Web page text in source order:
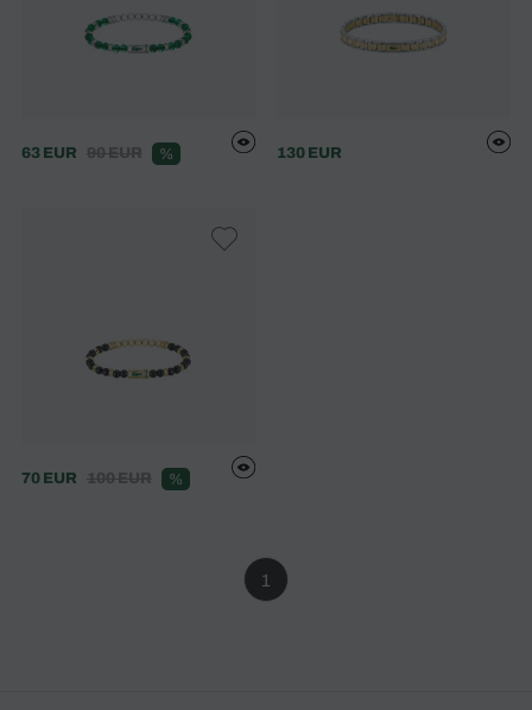
63 EUR 90 EUR % 130 EUR
70 EUR 100 EUR %
1